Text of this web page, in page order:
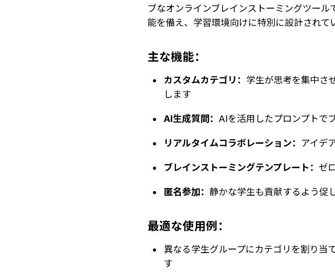
ブなオンラインブレインストーミングツー
能を備え、学習環境向けに特別に設計されて
主な機能：
カスタムカテゴリ： 学生が思考を集中さ
します
AI生成質問： AIを活用したプロンプトで
リアルタイムコラボレーション： アイデ
ブレインストーミングテンプレート：ゼ
匿名参加：静かな学生も貢献するよう促
最適な使用例：
異なる学生グループにカテゴリを割り当
す